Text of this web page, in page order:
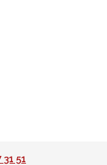
31 51